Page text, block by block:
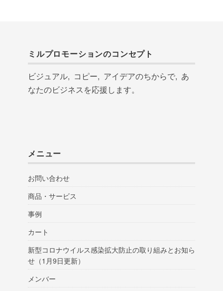
ミルプロモーションのコンセプト
ビジュアル, コピー, アイデアのちからで, あ
なたのビジネスを応援します。
メニュー
お問い合わせ
商品・サービス
事例
カート
新型コロナウイルス感染拡大防止の取り組みとお知ら
せ（1月9日更新）
メンバー